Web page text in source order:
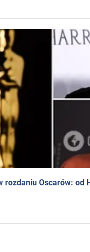
rozdaniu Oscarów: od